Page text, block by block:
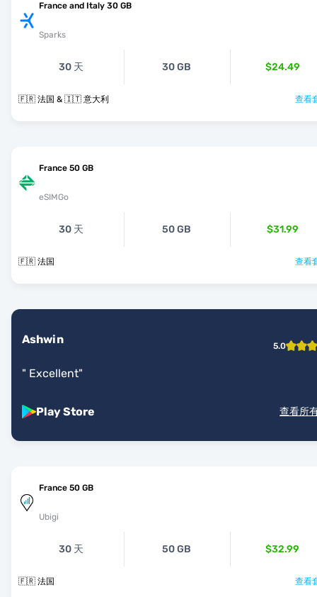
France and Italy 30 GB
Sparks
30 天 30 GB $24.49
🇫🇷 法国 & 🇮🇹 意大利 查看
France 50 GB
eSIMGo
30 天 50 GB $31.99
🇫🇷 法国 查看
Ashwin 5.0
" Excellent"
Play Store 查看所
France 50 GB
Ubigi
30 天 50 GB $32.99
🇫🇷 法国 查看